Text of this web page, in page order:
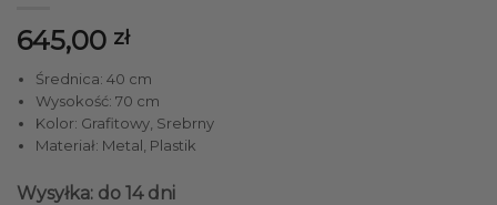
645,00 zł
Średnica: 40 cm
Wysokość: 70 cm
Kolor: Grafitowy, Srebrny
Materiał: Metal, Plastik
Wysyłka: do 14 dni